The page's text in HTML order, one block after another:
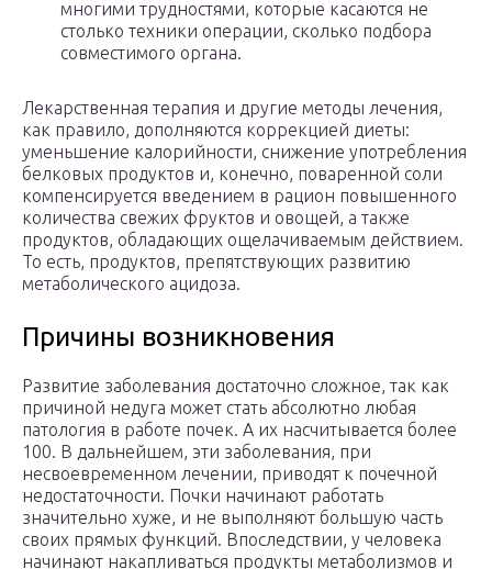
многими трудностями, которые касаются не
столько техники операции, сколько подбора
совместимого органа.
Лекарственная терапия и другие методы лечения,
как правило, дополняются коррекцией диеты:
уменьшение калорийности, снижение употребления
белковых продуктов и, конечно, поваренной соли
компенсируется введением в рацион повышенного
количества свежих фруктов и овощей, а также
продуктов, обладающих ощелачиваемым действием.
То есть, продуктов, препятствующих развитию
метаболического ацидоза.
Причины возникновения
Развитие заболевания достаточно сложное, так как
причиной недуга может стать абсолютно любая
патология в работе почек. А их насчитывается более
100. В дальнейшем, эти заболевания, при
несвоевременном лечении, приводят к почечной
недостаточности. Почки начинают работать
значительно хуже, и не выполняют большую часть
своих прямых функций. Впоследствии, у человека
начинают накапливаться продукты метаболизмов и